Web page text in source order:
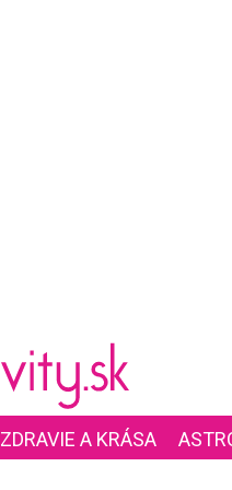
ZDRAVIE A KRÁSA